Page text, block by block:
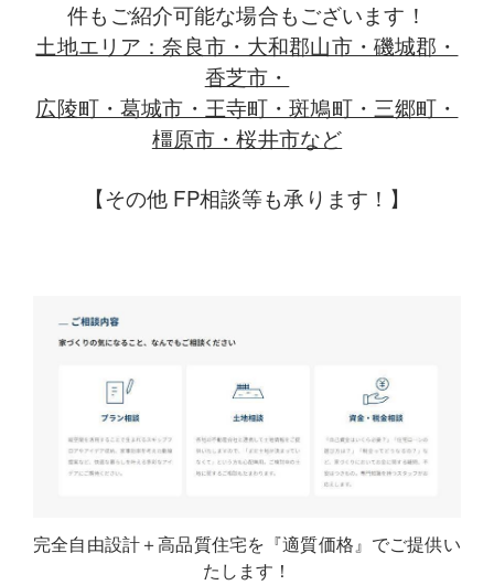
件もご紹介可能な場合もございます！
土地エリア：奈良市・大和郡山市・磯城郡・
香芝市・
広陵町・葛城市・王寺町・斑鳩町・三郷町・
橿原市・桜井市など
【その他 FP相談等も承ります！】
完全自由設計＋高品質住宅を『適質価格』でご提供い
たします！